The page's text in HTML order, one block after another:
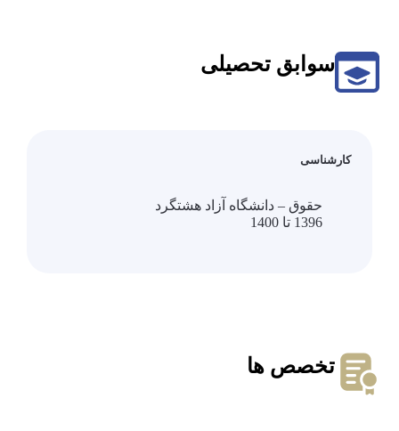
سوابق تحصیلی
کارشناسی
حقوق – دانشگاه آزاد هشتگرد
1396 تا 1400
تخصص ها